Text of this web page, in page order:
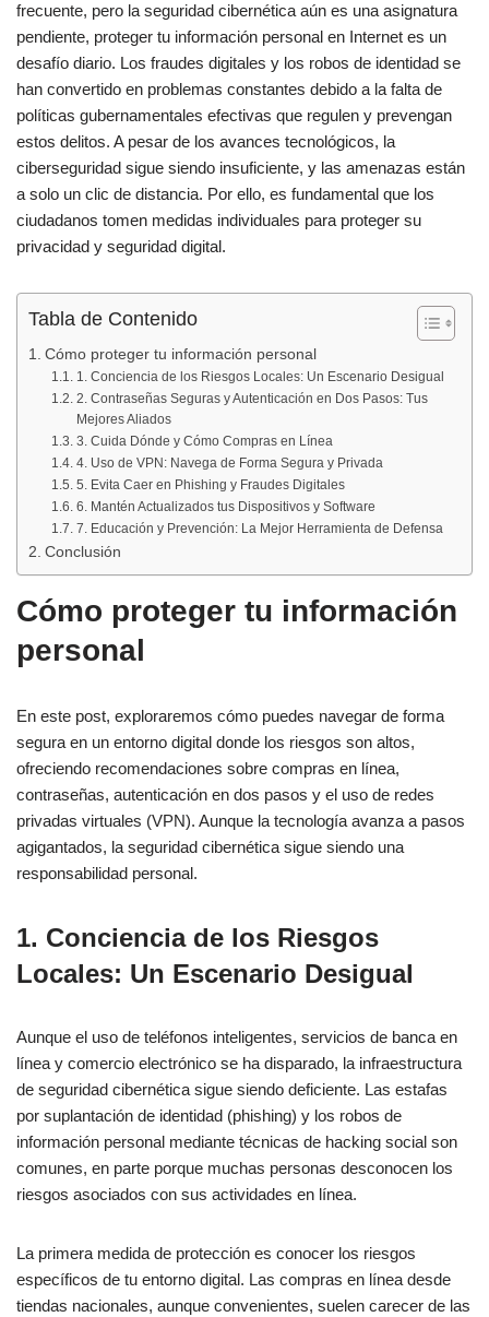
e
b
o
o
k
s
A
p
p
p
ar
tir
frecuente, pero la seguridad cibernética aún es una asignatura
pendiente, proteger tu información personal en Internet es un
desafío diario. Los fraudes digitales y los robos de identidad se
han convertido en problemas constantes debido a la falta de
políticas gubernamentales efectivas que regulen y prevengan
estos delitos. A pesar de los avances tecnológicos, la
ciberseguridad sigue siendo insuficiente, y las amenazas están
a solo un clic de distancia. Por ello, es fundamental que los
ciudadanos tomen medidas individuales para proteger su
privacidad y seguridad digital.
Tabla de Contenido
Cómo proteger tu información personal
1. Conciencia de los Riesgos Locales: Un Escenario Desigual
2. Contraseñas Seguras y Autenticación en Dos Pasos: Tus
Mejores Aliados
3. Cuida Dónde y Cómo Compras en Línea
4. Uso de VPN: Navega de Forma Segura y Privada
5. Evita Caer en Phishing y Fraudes Digitales
6. Mantén Actualizados tus Dispositivos y Software
7. Educación y Prevención: La Mejor Herramienta de Defensa
Conclusión
Cómo proteger tu información
personal
En este post, exploraremos cómo puedes navegar de forma
segura en un entorno digital donde los riesgos son altos,
ofreciendo recomendaciones sobre compras en línea,
contraseñas, autenticación en dos pasos y el uso de redes
privadas virtuales (VPN). Aunque la tecnología avanza a pasos
agigantados, la seguridad cibernética sigue siendo una
responsabilidad personal.
1. Conciencia de los Riesgos
Locales: Un Escenario Desigual
Aunque el uso de teléfonos inteligentes, servicios de banca en
línea y comercio electrónico se ha disparado, la infraestructura
de seguridad cibernética sigue siendo deficiente. Las estafas
por suplantación de identidad (phishing) y los robos de
información personal mediante técnicas de hacking social son
comunes, en parte porque muchas personas desconocen los
riesgos asociados con sus actividades en línea.
La primera medida de protección es conocer los riesgos
específicos de tu entorno digital. Las compras en línea desde
tiendas nacionales, aunque convenientes, suelen carecer de las